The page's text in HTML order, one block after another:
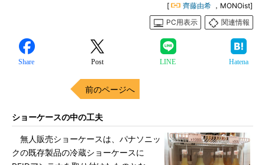
[ 齊藤由希 ，MONOist]
PC用表示
関連情報
Share Post LINE Hatena
前のページへ
ショーケースの中の工夫
無人販売ショーケースは、パナソニッ
クの既存製品の冷蔵ショーケースに